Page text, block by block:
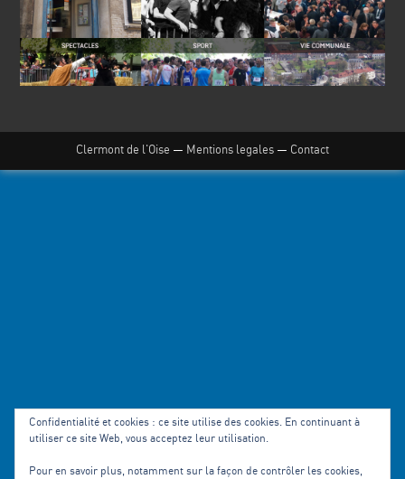
Clermont de l'Oise — Mentions legales — Contact
Confidentialité et cookies : ce site utilise des cookies. En continuant à
utiliser ce site Web, vous acceptez leur utilisation.
Pour en savoir plus, notamment sur la façon de contrôler les cookies,